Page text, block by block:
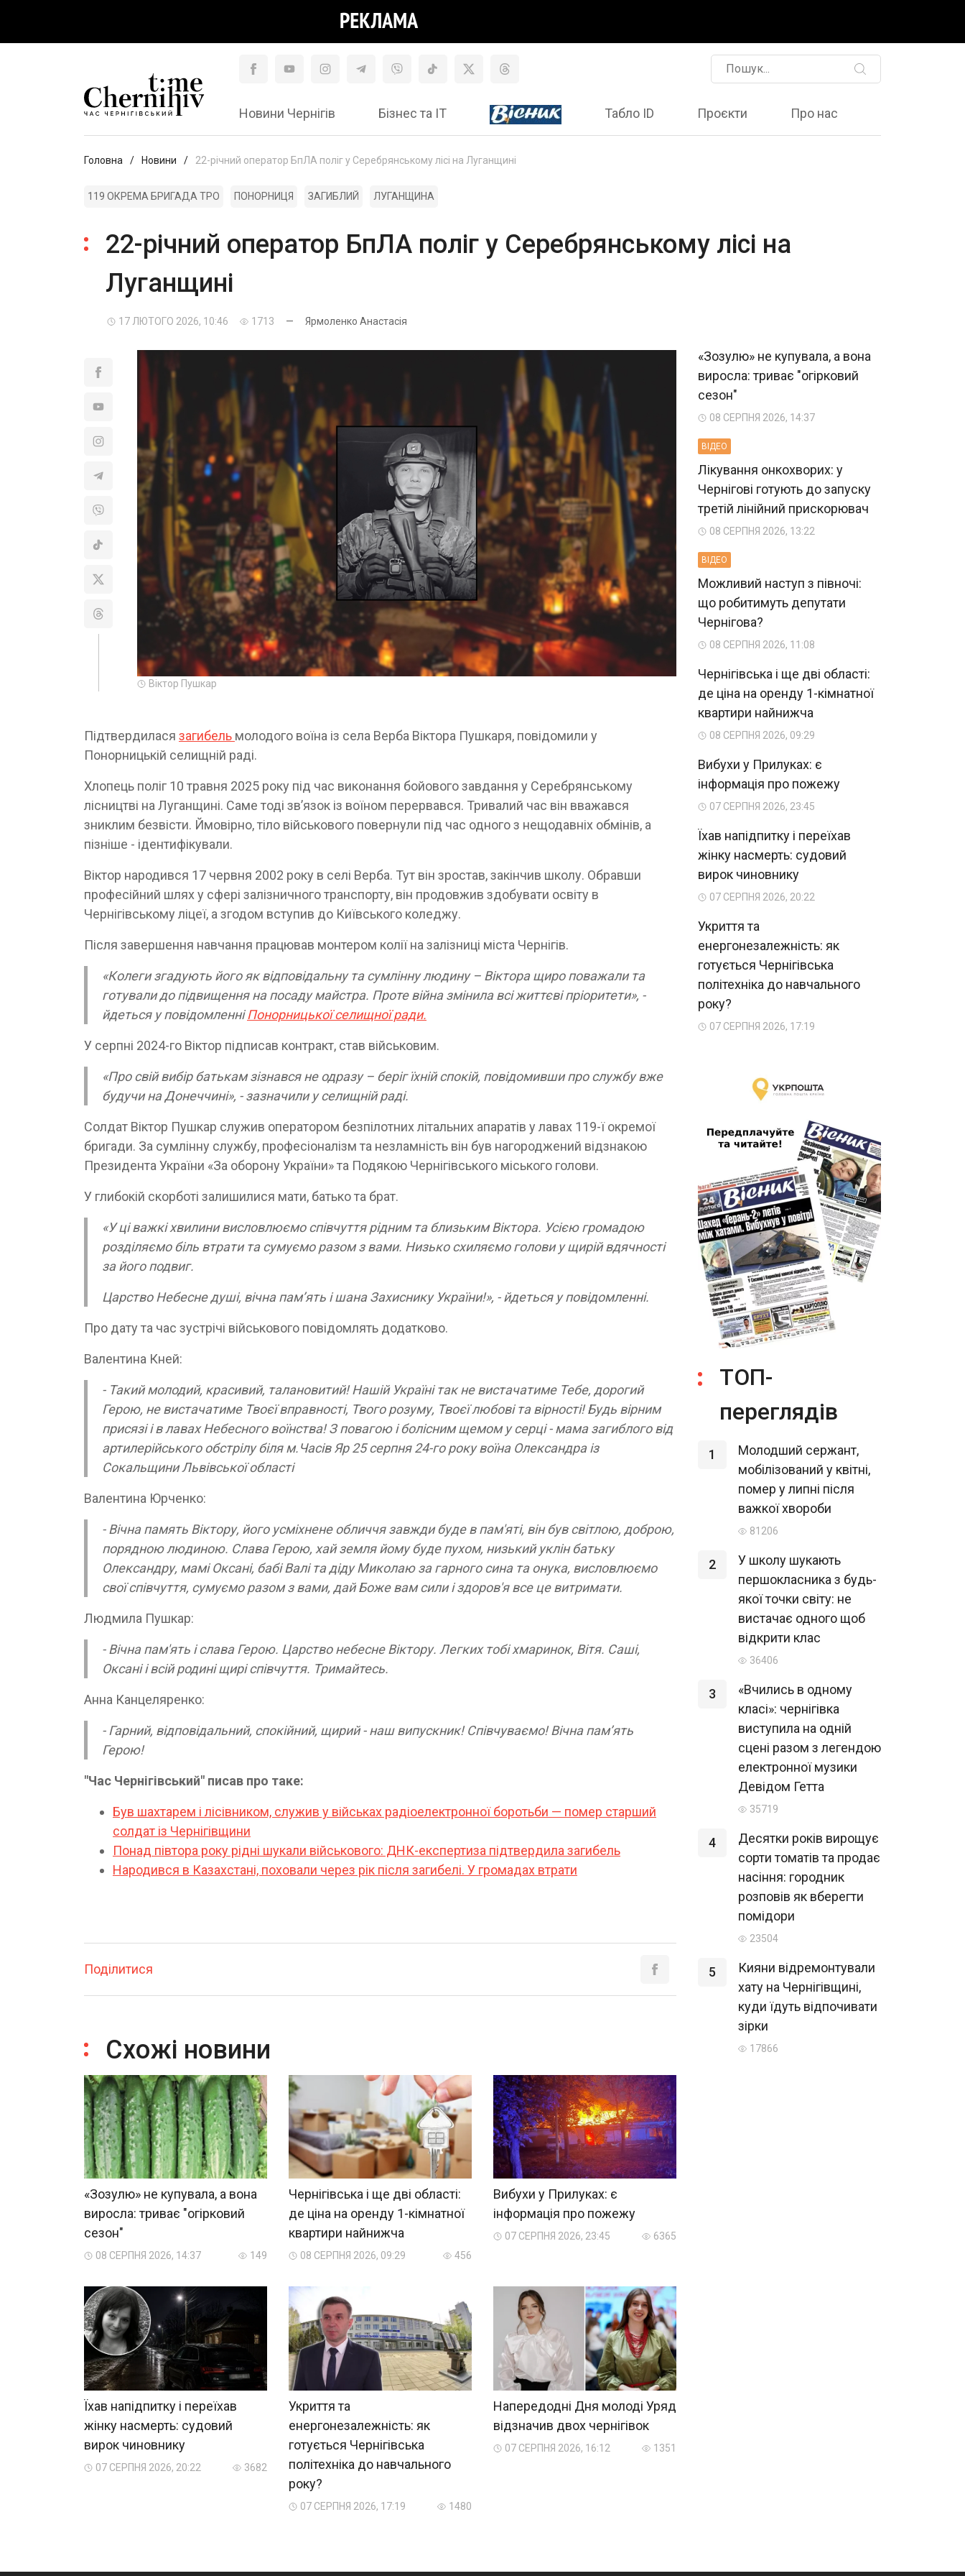
Новини Чернігів Бізнес та ІТ Табло ID Проєкти Про нас
Головна Новини 22-річний оператор БпЛА поліг у Серебрянському лісі на Луганщині
119 ОКРЕМА БРИГАДА ТРО ПОНОРНИЦЯ ЗАГИБЛИЙ ЛУГАНЩИНА
22-річний оператор БпЛА поліг у Серебрянському лісі на
Луганщині
17 ЛЮТОГО 2026, 10:46 1713 — Ярмоленко Анастасія
Віктор Пушкар
Підтвердилася загибель молодого воїна із села Верба Віктора Пушкаря, повідомили у
Понорницькій селищній раді.
Хлопець поліг 10 травня 2025 року під час виконання бойового завдання у Серебрянському
лісництві на Луганщині. Саме тоді зв’язок із воїном перервався. Тривалий час він вважався
зниклим безвісти. Ймовірно, тіло військового повернули під час одного з нещодавніх обмінів, а
пізніше - ідентифікували.
Віктор народився 17 червня 2002 року в селі Верба. Тут він зростав, закінчив школу. Обравши
професійний шлях у сфері залізничного транспорту, він продовжив здобувати освіту в
Чернігівському ліцеї, а згодом вступив до Київського коледжу.
Після завершення навчання працював монтером колії на залізниці міста Чернігів.
«Колеги згадують його як відповідальну та сумлінну людину – Віктора щиро поважали та
готували до підвищення на посаду майстра. Проте війна змінила всі життєві пріоритети», -
йдеться у повідомленніПонорницької селищної ради.
У серпні 2024-го Віктор підписав контракт, став військовим.
«Про свій вибір батькам зізнався не одразу – беріг їхній спокій, повідомивши про службу вже
будучи на Донеччині», - зазначили у селищній раді.
Солдат Віктор Пушкар служив оператором безпілотних літальних апаратів у лавах 119-ї окремої
бригади. За сумлінну службу, професіоналізм та незламність він був нагороджений відзнакою
Президента України «За оборону України» та Подякою Чернігівського міського голови.
У глибокій скорботі залишилися мати, батько та брат.
«У ці важкі хвилини висловлюємо співчуття рідним та близьким Віктора. Усією громадою
розділяємо біль втрати та сумуємо разом з вами. Низько схиляємо голови у щирій вдячності
за його подвиг.
Царство Небесне душі, вічна пам’ять і шана Захиснику України!», - йдеться у повідомленні.
Про дату та час зустрічі військового повідомлять додатково.
Валентина Кней:
- Такий молодий, красивий, талановитий! Нашій Україні так не вистачатиме Тебе, дорогий
Герою, не вистачатиме Твоєї вправності, Твого розуму, Твоєї любові та вірності! Будь вірним
присязі і в лавах Небесного воїнства! З повагою і болісним щемом у серці - мама загиблого від
артилерійського обстрілу біля м.Часів Яр 25 серпня 24-го року воїна Олександра із
Сокальщини Львівської області
Валентина Юрченко:
- Вічна память Віктору, його усміхнене обличчя завжди буде в пам'яті, він був світлою, доброю,
порядною людиною. Слава Герою, хай земля йому буде пухом, низький уклін батьку
Олександру, мамі Оксані, бабі Валі та діду Миколаю за гарного сина та онука, висловлюємо
свої співчуття, сумуємо разом з вами, дай Боже вам сили і здоров'я все це витримати.
Людмила Пушкар:
- Вічна пам'ять і слава Герою. Царство небесне Віктору. Легких тобі хмаринок, Вітя. Саші,
Оксані і всій родині щирі співчуття. Тримайтесь.
Анна Канцеляренко:
- Гарний, відповідальний, спокійний, щирий - наш випускник! Співчуваємо! Вічна памʼять
Герою!
"Час Чернігівський" писав про таке:
Був шахтарем і лісівником, служив у військах радіоелектронної боротьби — помер старший
солдат із Чернігівщини
Понад півтора року рідні шукали військового: ДНК-експертиза підтвердила загибель
Народився в Казахстані, поховали через рік після загибелі. У громадах втрати
Поділитися
Схожі новини
«Зозулю» не купувала, а вона
виросла: триває "огірковий
сезон"
08 СЕРПНЯ 2026, 14:37 149
Чернігівська і ще дві області:
де ціна на оренду 1-кімнатної
квартири найнижча
08 СЕРПНЯ 2026, 09:29 456
Вибухи у Прилуках: є
інформація про пожежу
07 СЕРПНЯ 2026, 23:45 6365
Їхав напідпитку і переїхав
жінку насмерть: судовий
вирок чиновнику
07 СЕРПНЯ 2026, 20:22 3682
Укриття та
енергонезалежність: як
готується Чернігівська
політехніка до навчального
року?
07 СЕРПНЯ 2026, 17:19 1480
Напередодні Дня молоді Уряд
відзначив двох чернігівок
07 СЕРПНЯ 2026, 16:12 1351
«Зозулю» не купувала, а вона
виросла: триває "огірковий
сезон"
08 СЕРПНЯ 2026, 14:37
ВIДЕО
Лікування онкохворих: у
Чернігові готують до запуску
третій лінійний прискорювач
08 СЕРПНЯ 2026, 13:22
ВIДЕО
Можливий наступ з півночі:
що робитимуть депутати
Чернігова?
08 СЕРПНЯ 2026, 11:08
Чернігівська і ще дві області:
де ціна на оренду 1-кімнатної
квартири найнижча
08 СЕРПНЯ 2026, 09:29
Вибухи у Прилуках: є
інформація про пожежу
07 СЕРПНЯ 2026, 23:45
Їхав напідпитку і переїхав
жінку насмерть: судовий
вирок чиновнику
07 СЕРПНЯ 2026, 20:22
Укриття та
енергонезалежність: як
готується Чернігівська
політехніка до навчального
року?
07 СЕРПНЯ 2026, 17:19
ТОП-
переглядів
1
Молодший сержант,
мобілізований у квітні,
помер у липні після
важкої хвороби
81206
2
У школу шукають
першокласника з будь-
якої точки світу: не
вистачає одного щоб
відкрити клас
36406
3
«Вчились в одному
класі»: чернігівка
виступила на одній
сцені разом з легендою
електронної музики
Девідом Гетта
35719
4
Десятки років вирощує
сорти томатів та продає
насіння: городник
розповів як вберегти
помідори
23504
5
Кияни відремонтували
хату на Чернігівщині,
куди їдуть відпочивати
зірки
17866